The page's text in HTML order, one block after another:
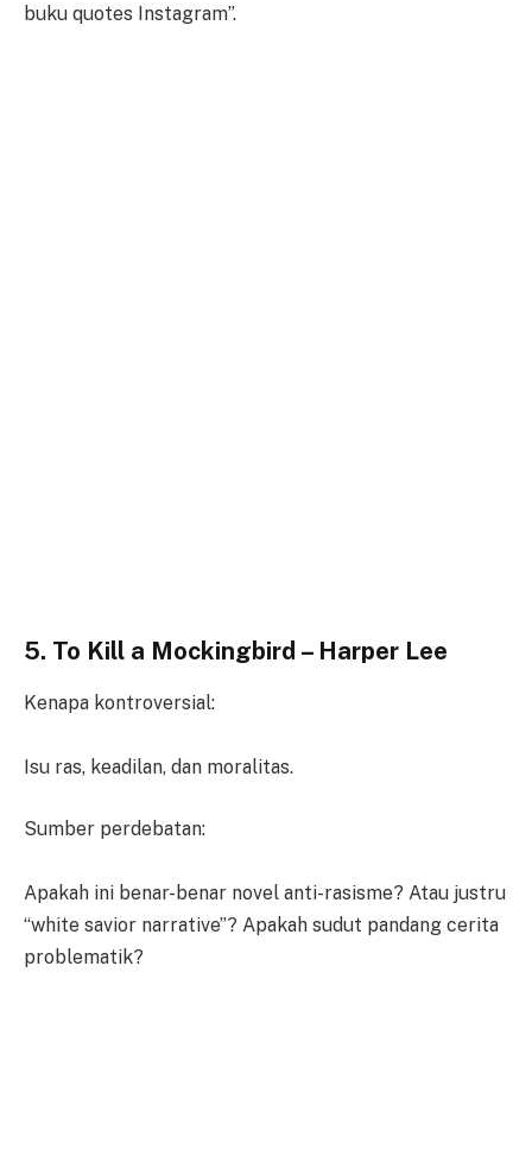
buku quotes Instagram”.
5. To Kill a Mockingbird – Harper Lee
Kenapa kontroversial:
Isu ras, keadilan, dan moralitas.
Sumber perdebatan:
Apakah ini benar-benar novel anti-rasisme? Atau justru
“white savior narrative”? Apakah sudut pandang cerita
problematik?